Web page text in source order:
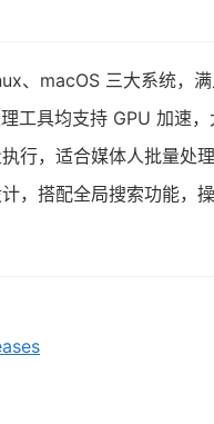
、macOS 三大系统，满
工具均支持 GPU 加速，
行，适合媒体人批量处
，搭配全局搜索功能，